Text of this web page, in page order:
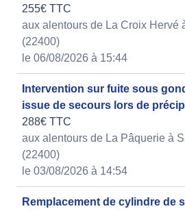
255€ TTC
aux alentours de La Croix Hervé
(22400)
le 06/08/2026 à 15:44
Intervention sur fuite sous
issue de secours lors de
288€ TTC
aux alentours de La Pâquerie à
(22400)
le 03/08/2026 à 14:54
Remplacement de cylindre de